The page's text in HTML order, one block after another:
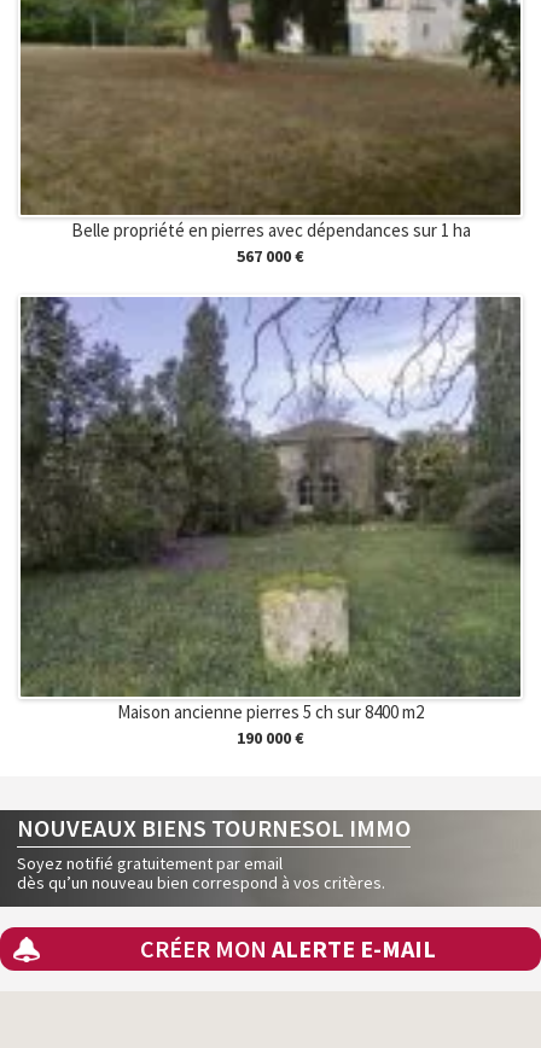
Belle propriété en pierres avec dépendances sur 1 ha
567 000 €
Maison ancienne pierres 5 ch sur 8400 m2
190 000 €
NOUVEAUX BIENS TOURNESOL IMMO
Soyez notifié gratuitement par email
dès qu’un nouveau bien correspond à vos critères.
CRÉER MON ALERTE E-MAIL